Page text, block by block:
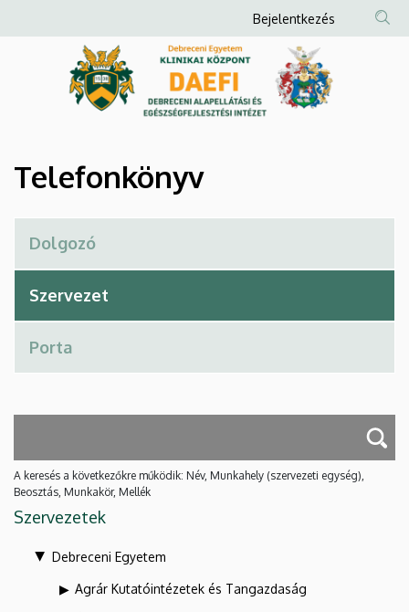
Debreceni
és
Egészségfejlesztési
Intézet
a
Anonim
Felhasználói
fiók
menüje
Bejelentkezés
Telefonkönyv
A keresés a következőkre működik: Név, Munkahely (szervezeti egység),
Beosztás, Munkakör, Mellék
Szervezetek
Debreceni Egyetem
Agrár Kutatóintézetek és Tangazdaság